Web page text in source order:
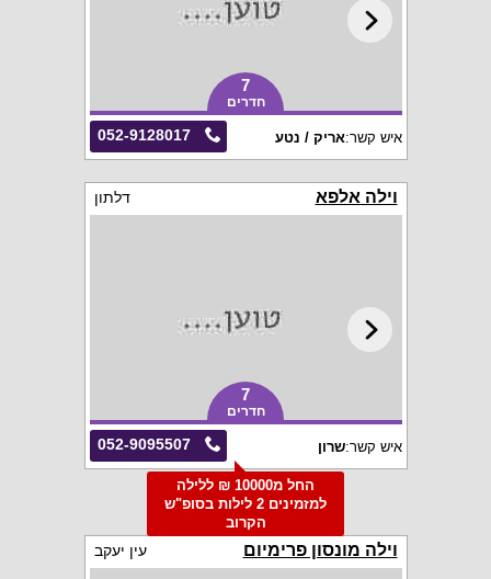
7
חדרים
052-9128017 איש קשר:אריק / נטע
וילה אלפא דלתון
7
חדרים
052-9095507 איש קשר:שרון
החל מ10000 ₪ ללילה
למזמינים 2 לילות בסופ"ש
הקרוב
וילה מונסון פרימיום עין יעקב